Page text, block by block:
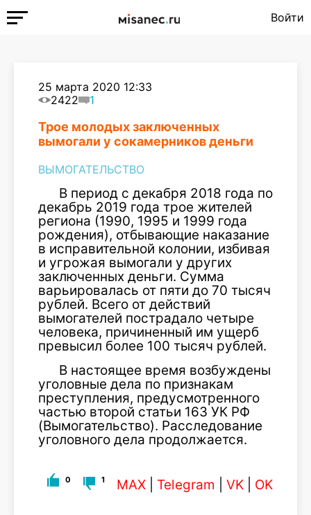
Войти
25 марта 2020 12:33
2422
1
Трое молодых заключенных
вымогали у сокамерников деньги
ВЫМОГАТЕЛЬСТВО
В период с декабря 2018 года по
декабрь 2019 года трое жителей
региона (1990, 1995 и 1999 года
рождения), отбывающие наказание
в исправительной колонии, избивая
и угрожая вымогали у других
заключенных деньги. Сумма
варьировалась от пяти до 70 тысяч
рублей. Всего от действий
вымогателей пострадало четыре
человека, причиненный им ущерб
превысил более 100 тысяч рублей.
В настоящее время возбуждены
уголовные дела по признакам
преступления, предусмотренного
частью второй статьи 163 УК РФ
(Вымогательство). Расследование
уголовного дела продолжается.
0 1 MAX Telegram VK OK